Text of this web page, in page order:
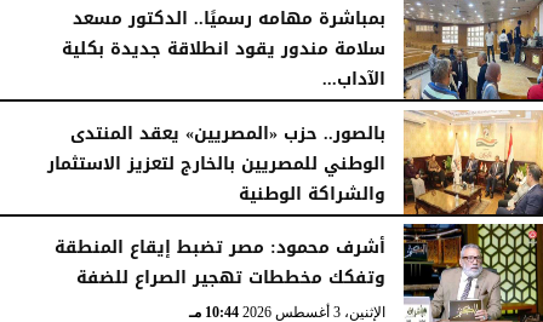
بمباشرة مهامه رسميًا.. الدكتور مسعد
سلامة مندور يقود انطلاقة جديدة بكلية
الآداب...
الأربعاء، 5 أغسطس 2026
بالصور.. حزب «المصريين» يعقد المنتدى
الوطني للمصريين بالخارج لتعزيز الاستثمار
والشراكة الوطنية
الثلاثاء، 4 أغسطس 2026
أشرف محمود: مصر تضبط إيقاع المنطقة
وتفكك مخططات تهجير الصراع للضفة
الإثنين، 3 أغسطس 2026 10:44 مـ